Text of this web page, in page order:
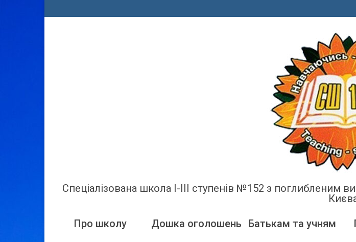
Спеціалізована школа І-ІІІ ступенів №152 з поглибленим
Про школу Дошка оголошень Батькам та учням